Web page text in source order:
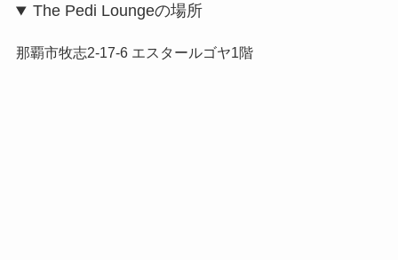
The Pedi Loungeの場所
那覇市牧志2-17-6 エスタールゴヤ1階